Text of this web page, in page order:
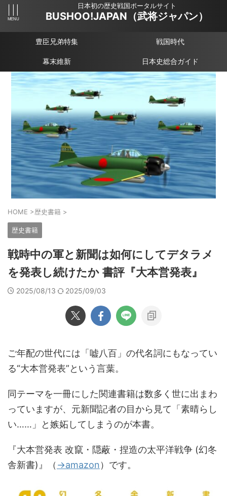
日本初の歴史戦国ポータルサイト
BUSHOO!JAPAN（武将ジャパン）
豊臣兄弟特集 戦国時代
幕末維新 日本史総合ガイド
HOME >歴史書籍 >
歴史書籍
戦時中の軍と新聞は如何にしてデタラメ
を発表し続けたか 書評『大本営発表』
2025/08/13 2025/09/03
ご年配の世代には「嘘八百」の代名詞にもなってい
る“大本営発表”という言葉。
同テーマを一冊にした関連書籍は数多く世に出まわ
っていますが、元新聞記者の目から見て「素晴らし
い……」と嫉妬してしまうのが本書。
『大本営発表 改竄・隠蔽・捏造の太平洋戦争 (幻冬
舎新書)』（ →amazon）です。